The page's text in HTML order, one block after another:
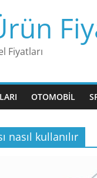
Fiyatları
OTOMOBIL
nasıl kullanılır